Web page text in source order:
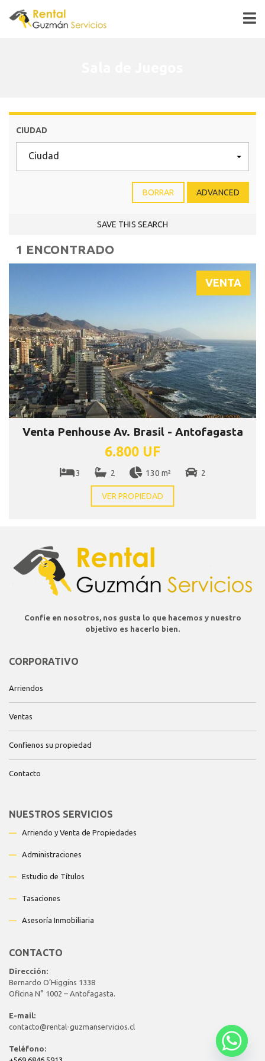
CIUDAD
Ciudad
BORRAR ADVANCED
SAVE THIS SEARCH
1 ENCONTRADO
VENTA
Venta Penhouse Av. Brasil - Antofagasta
6.800 UF
3 2 130 m² 2
VER PROPIEDAD
Confíe en nosotros, nos gusta lo que hacemos y nuestro
objetivo es hacerlo bien.
CORPORATIVO
Arriendos
Ventas
Confíenos su propiedad
Contacto
NUESTROS SERVICIOS
— Arriendo y Venta de Propiedades
— Administraciones
— Estudio de Títulos
— Tasaciones
— Asesoría Inmobiliaria
CONTACTO
Dirección:
Bernardo O’Higgins 1338
Oficina N° 1002 – Antofagasta.
E-mail:
contacto@rental-guzmanservicios.cl
Teléfono: